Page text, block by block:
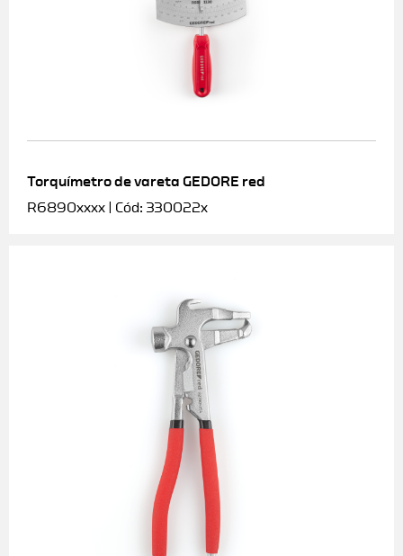
Torquímetro de vareta GEDORE red
R6890xxxx | Cód: 330022x